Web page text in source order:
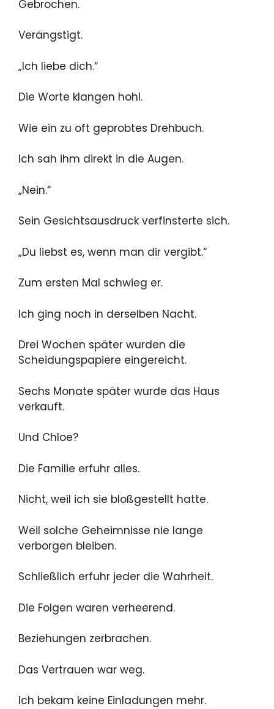
Gebrochen.
Verängstigt.
„Ich liebe dich.“
Die Worte klangen hohl.
Wie ein zu oft geprobtes Drehbuch.
Ich sah ihm direkt in die Augen.
„Nein.“
Sein Gesichtsausdruck verfinsterte sich.
„Du liebst es, wenn man dir vergibt.“
Zum ersten Mal schwieg er.
Ich ging noch in derselben Nacht.
Drei Wochen später wurden die
Scheidungspapiere eingereicht.
Sechs Monate später wurde das Haus
verkauft.
Und Chloe?
Die Familie erfuhr alles.
Nicht, weil ich sie bloßgestellt hatte.
Weil solche Geheimnisse nie lange
verborgen bleiben.
Schließlich erfuhr jeder die Wahrheit.
Die Folgen waren verheerend.
Beziehungen zerbrachen.
Das Vertrauen war weg.
Ich bekam keine Einladungen mehr.